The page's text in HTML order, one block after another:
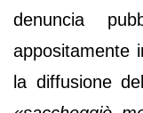
denuncia
appositamente
la diffusione